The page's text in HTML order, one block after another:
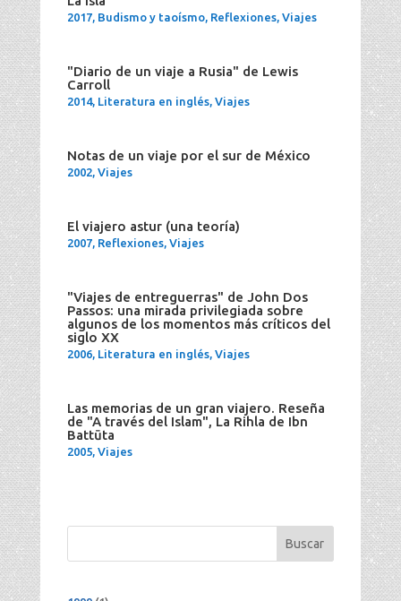
2017, Budismo y taoísmo, Reflexiones, Viajes
"Diario de un viaje a Rusia" de Lewis
Carroll
2014, Literatura en inglés, Viajes
Notas de un viaje por el sur de México
2002, Viajes
El viajero astur (una teoría)
2007, Reflexiones, Viajes
"Viajes de entreguerras" de John Dos
Passos: una mirada privilegiada sobre
algunos de los momentos más críticos del
siglo XX
2006, Literatura en inglés, Viajes
Las memorias de un gran viajero. Reseña
de "A través del Islam", La Rihla de Ibn
Battūta
2005, Viajes
Buscar